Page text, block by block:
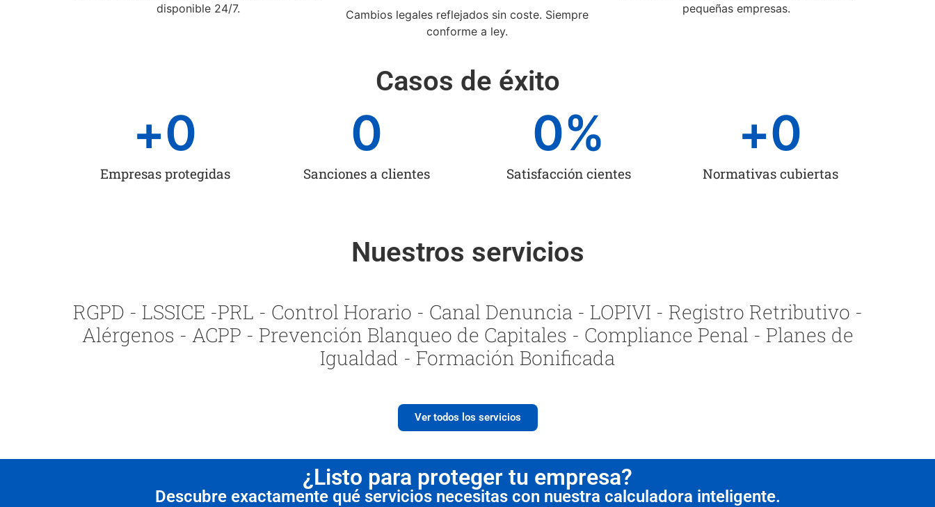
disponible 24/7.
Cambios legales reflejados sin coste. Siempre
conforme a ley.
pequeñas empresas.
Casos de éxito
Empresas protegidas
+0
Sanciones a clientes
0
Satisfacción cientes
0%
Normativas cubiertas
+0
Nuestros servicios
RGPD - LSSICE -PRL - Control Horario - Canal Denuncia - LOPIVI - Registro Retributivo -
Alérgenos - ACPP - Prevención Blanqueo de Capitales - Compliance Penal - Planes de
Igualdad - Formación Bonificada
Ver todos los servicios
¿Listo para proteger tu empresa?
Descubre exactamente qué servicios necesitas con nuestra calculadora inteligente.